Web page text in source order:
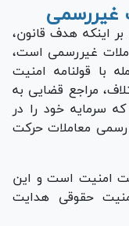
غیررسمی
اینکه هدف قانون،
غیررسمی است،
با قولنامه امنیت
مراجع قضایی به
سرمایه خود را در
معاملات حرکت
امنیت است و این
حقوقی هدایت